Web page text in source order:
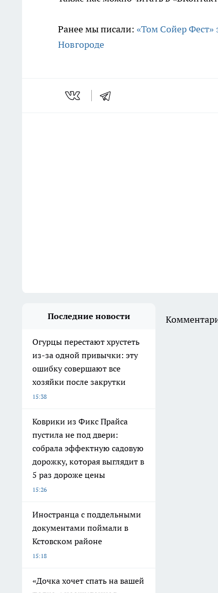
Ранее мы писали: «Том Сойер
Новгороде
Последние новости
Огурцы перестают хрустеть
из-за одной привычки: эту
ошибку совершают все
хозяйки после закрутки
15:38
Коврики из Фикс Прайса
пустила не под двери:
собрала эффектную садовую
дорожку, которая выглядит в
5 раз дороже цены
15:26
Иностранца с поддельными
документами поймали в
Кстовском районе
15:18
«Дочка хочет спать на вашей